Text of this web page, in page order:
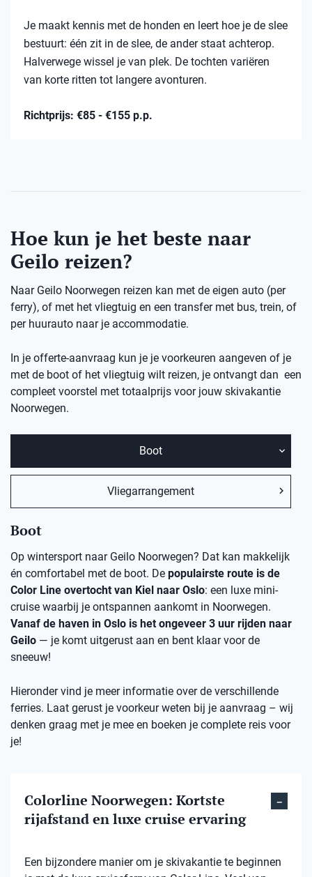
Je maakt kennis met de honden en leert hoe je de slee
bestuurt: één zit in de slee, de ander staat achterop.
Halverwege wissel je van plek. De tochten variëren
van korte ritten tot langere avonturen.
Richtprijs: €85 - €155 p.p.
Hoe kun je het beste naar
Geilo reizen?
Naar Geilo Noorwegen reizen kan met de eigen auto (per
ferry), of met het vliegtuig en een transfer met bus, trein, of
per huurauto naar je accommodatie.
In je offerte-aanvraag kun je je voorkeuren aangeven of je
met de boot of het vliegtuig wilt reizen, je ontvangt dan een
compleet voorstel met totaalprijs voor jouw skivakantie
Noorwegen.
Boot
Vliegarrangement
Boot
Op wintersport naar Geilo Noorwegen? Dat kan makkelijk
én comfortabel met de boot. De populairste route is de
Color Line overtocht van Kiel naar Oslo: een luxe mini-
cruise waarbij je ontspannen aankomt in Noorwegen.
Vanaf de haven in Oslo is het ongeveer 3 uur rijden naar
Geilo — je komt uitgerust aan en bent klaar voor de
sneeuw!
Hieronder vind je meer informatie over de verschillende
ferries. Laat gerust je voorkeur weten bij je aanvraag – wij
denken graag met je mee en boeken je complete reis voor
je!
Colorline Noorwegen: Kortste
rijafstand en luxe cruise ervaring
Een bijzondere manier om je skivakantie te beginnen